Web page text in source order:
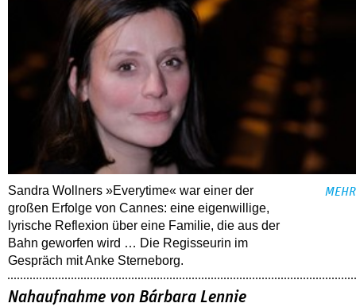
Sandra Wollners »Everytime« war einer der
großen Erfolge von Cannes: eine eigenwillige,
lyrische Reflexion über eine ­Familie, die aus der
Bahn geworfen wird … Die Regisseurin im
Gespräch mit Anke Sterneborg.
MEHR
Nahaufnahme von Bárbara Lennie